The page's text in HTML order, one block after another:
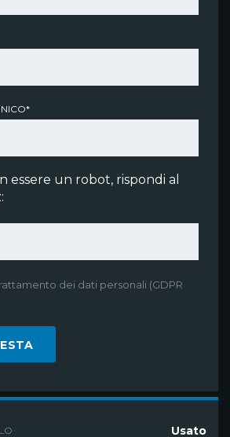
essere un robot, rispondi al
dei dati personali (GDPR
Usato